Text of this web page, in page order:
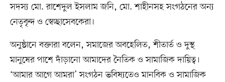
সদস্য মো. রাশেদুল ইসলাম জনি, মো. শাহীনসহ সংগঠনের অন্য
নেতৃবৃন্দ ও স্বেচ্ছাসেবকেরা।
অনুষ্ঠানে বক্তারা বলেন, সমাজের অবহেলিত, শীতার্ত ও দুস্থ
মানুষের পাশে দাঁড়ানো আমাদের নৈতিক ও সামাজিক দায়িত্ব।
‘আমার আগে আমরা’ সংগঠন ভবিষ্যতেও মানবিক ও সামাজিক